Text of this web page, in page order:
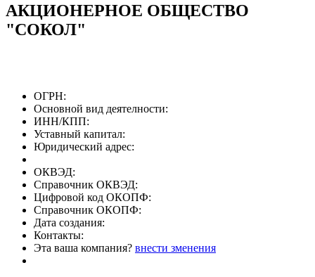
АКЦИОНЕРНОЕ ОБЩЕСТВО
"СОКОЛ"
ОГРН:
Основной вид деятелности:
ИНН/КПП:
Уставный капитал:
Юридический адрес:
ОКВЭД:
Справочник ОКВЭД:
Цифровой код ОКОПФ:
Справочник ОКОПФ:
Дата создания:
Контакты:
Эта ваша компания? внести зменения